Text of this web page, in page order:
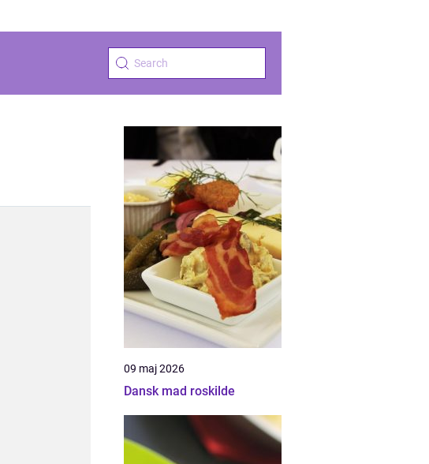
09 maj 2026
Dansk mad roskilde